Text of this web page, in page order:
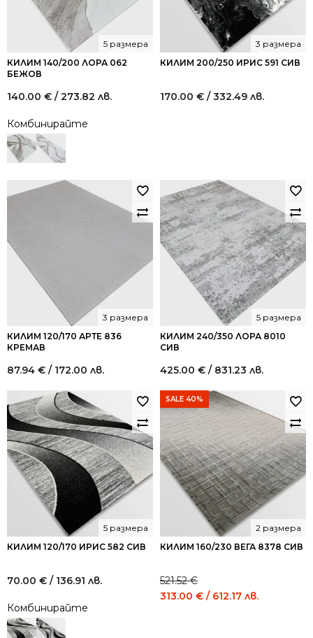
КИЛИМ 140/200 ЛОРА 062
БЕЖОВ
5 размера
140.00 € / 273.82 лв.
Комбинирайте
КИЛИМ 200/250 ИРИС 591 СИВ
3 размера
170.00 € / 332.49 лв.
КИЛИМ 120/170 АРТЕ 836
КРЕМАВ
3 размера
87.94 € / 172.00 лв.
КИЛИМ 240/350 ЛОРА 8010
СИВ
5 размера
425.00 € / 831.23 лв.
КИЛИМ 120/170 ИРИС 582 СИВ
5 размера
70.00 € / 136.91 лв.
Комбинирайте
SALE 40%
КИЛИМ 160/230 ВЕГА 8378 СИВ
2 размера
521.52€
Original
313.00 € / 612.17 лв.